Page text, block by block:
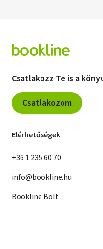
Csatlakozz Te is a
Csatlakozom
Elérhetőségek
+36 1 235 60 70
info@bookline.hu
Bookline Bolt